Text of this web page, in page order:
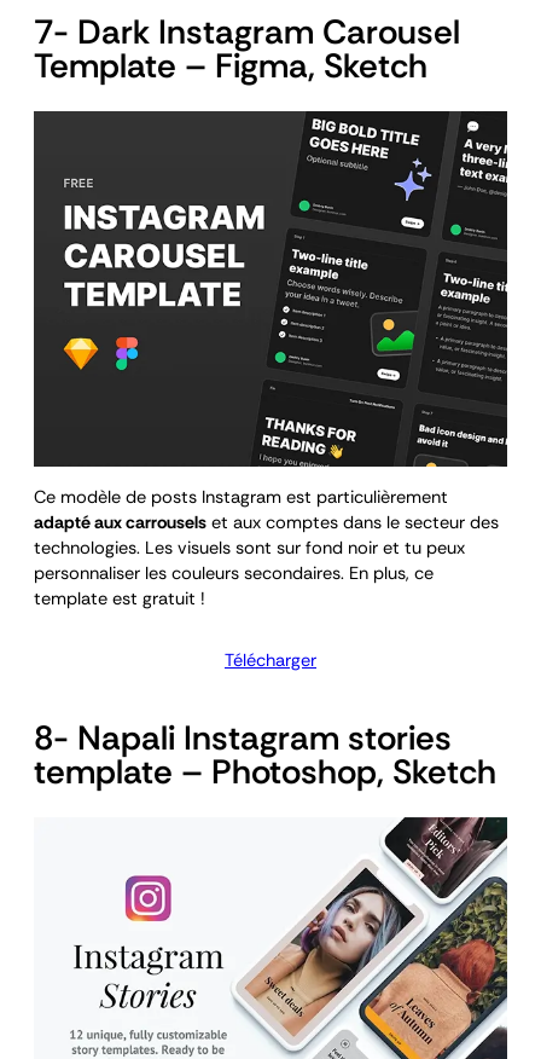
7- Dark Instagram Carousel
Template – Figma, Sketch
Ce modèle de posts Instagram est particulièrement
adapté aux carrousels et aux comptes dans le secteur des
technologies. Les visuels sont sur fond noir et tu peux
personnaliser les couleurs secondaires. En plus, ce
template est gratuit !
Télécharger
8- Napali Instagram stories
template – Photoshop, Sketch